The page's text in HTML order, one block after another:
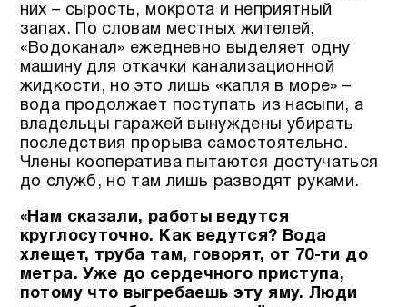
них – сырость, мокрота и неприятный
запах. По словам местных жителей,
«Водоканал» ежедневно выделяет одну
машину для откачки канализационной
жидкости, но это лишь «капля в море» –
вода продолжает поступать из насыпи, а
владельцы гаражей вынуждены убирать
последствия прорыва самостоятельно.
Члены кооператива пытаются достучаться
до служб, но там лишь разводят руками.
«Нам сказали, работы ведутся
круглосуточно. Как ведутся? Вода
хлещет, труба там, говорят, от 70-ти до
метра. Уже до сердечного приступа,
потому что выгребаешь эту яму. Люди